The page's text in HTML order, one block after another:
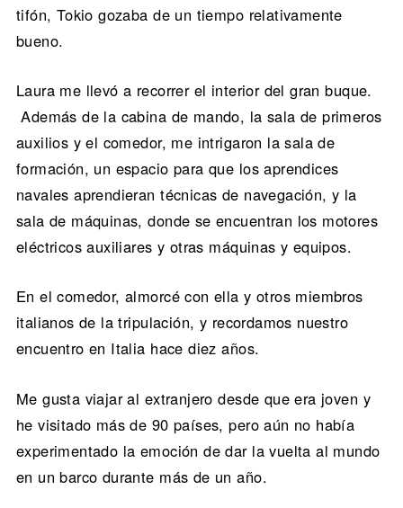
tifón, Tokio gozaba de un tiempo relativamente
bueno.
Laura me llevó a recorrer el interior del gran buque.
Además de la cabina de mando, la sala de primeros
auxilios y el comedor, me intrigaron la sala de
formación, un espacio para que los aprendices
navales aprendieran técnicas de navegación, y la
sala de máquinas, donde se encuentran los motores
eléctricos auxiliares y otras máquinas y equipos.
En el comedor, almorcé con ella y otros miembros
italianos de la tripulación, y recordamos nuestro
encuentro en Italia hace diez años.
Me gusta viajar al extranjero desde que era joven y
he visitado más de 90 países, pero aún no había
experimentado la emoción de dar la vuelta al mundo
en un barco durante más de un año.